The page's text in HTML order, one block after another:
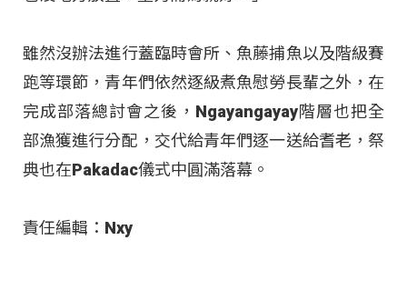
雖然沒辦法進行蓋臨時會所、魚藤捕魚以及階級賽
跑等環節，青年們依然逐級煮魚慰勞長輩之外，在
完成部落總討會之後，Ngayangayay階層也把全
部漁獲進行分配，交代給青年們逐一送給耆老，祭
典也在Pakadac儀式中圓滿落幕。
責任編輯：Nxy